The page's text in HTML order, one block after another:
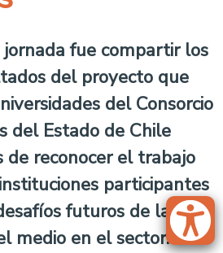
fue compartir los
del proyecto que
del Consorcio
del Estado de Chile
de reconocer el trabajo
participantes
futuros de la
medio en el sector.